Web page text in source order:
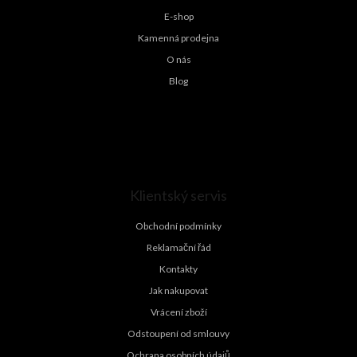
E-shop
Kamenná prodejna
O nás
Blog
Klientský servis
Obchodní podmínky
Reklamační řád
Kontakty
Jak nakupovat
Vrácení zboží
Odstoupení od smlouvy